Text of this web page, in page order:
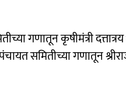
गणातून कृषीमंत्री
समितीच्या गणातून